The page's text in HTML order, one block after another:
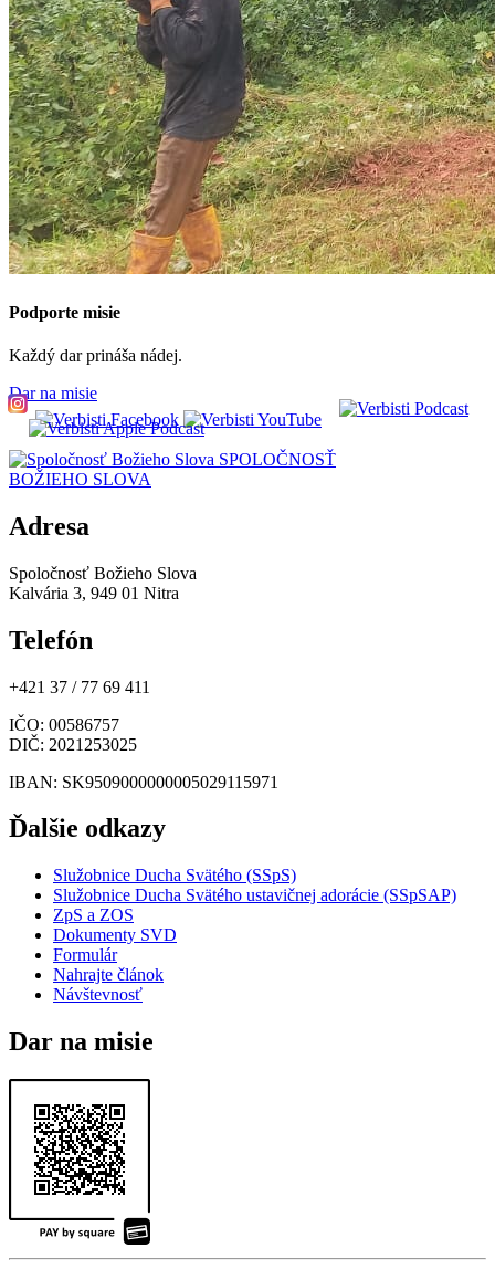
Podporte misie
Každý dar prináša nádej.
Dar na misie
SPOLOČNOSŤ
BOŽIEHO SLOVA
Adresa
Spoločnosť Božieho Slova
Kalvária 3, 949 01 Nitra
Telefón
+421 37 / 77 69 411
IČO: 00586757
DIČ: 2021253025
IBAN: SK9509000000005029115971
Ďalšie odkazy
Služobnice Ducha Svätého (SSpS)
Služobnice Ducha Svätého ustavičnej adorácie (SSpSAP)
ZpS a ZOS
Dokumenty SVD
Formulár
Nahrajte článok
Návštevnosť
Dar na misie